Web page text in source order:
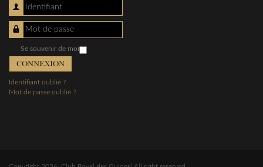
Identifiant
Mot de passe
Se souvenir de moi
CONNEXION
Identifiant oublié ?
Mot de passe oublié ?